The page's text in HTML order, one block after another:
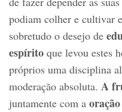
podiam colher e cultivar
sobretudo o desejo de
espírito que levou estes
próprios uma disciplina
moderação absoluta. A
juntamente com a oração